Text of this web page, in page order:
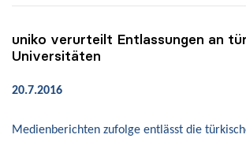
uniko verurteilt Entlassungen an
Universitäten
20.7.2016
Medienberichten zufolge entlässt die